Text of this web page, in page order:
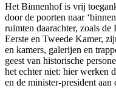
Het Binnenhof is vrij
door de poorten naar
ruimten daarachter, zoals
Eerste en Tweede Kamer,
en kamers, galerijen en
geest van historische
het echter niet: hier werken
en de minister-president aan